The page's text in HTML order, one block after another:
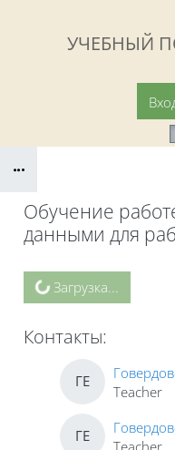
УЧЕБНЫЙ
Обучение
данными для
Блоки
Загрузка...
Контакты:
ГЕ
Teacher
ГЕ
Teacher